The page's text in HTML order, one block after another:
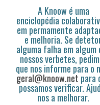
A Knoow é uma
enciclopédia
em permamente
e melhoria. Se
alguma falha em algum
nossos verbetes,
que nos informe para o
geral@knoow.net para
possamos verificar.
nos a melhorar.